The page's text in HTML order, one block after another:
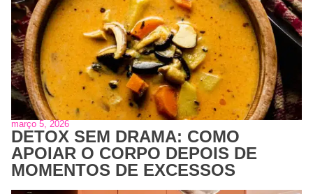
março 5, 2026
DETOX SEM DRAMA: COMO
APOIAR O CORPO DEPOIS DE
MOMENTOS DE EXCESSOS